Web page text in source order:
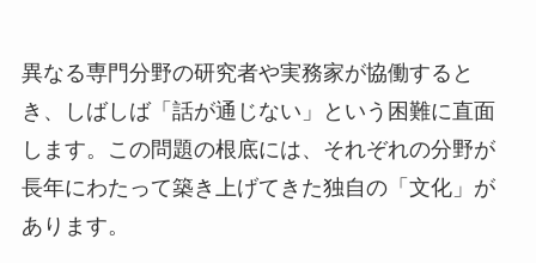
異なる専門分野の研究者や実務家が協働すると
き、しばしば「話が通じない」という困難に直面
します。この問題の根底には、それぞれの分野が
長年にわたって築き上げてきた独自の「文化」が
あります。